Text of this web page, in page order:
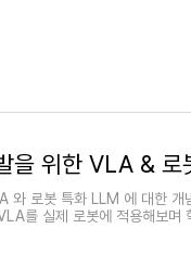
와 로봇 특화 LLM 에 대한 개
를 실제 로봇에 적용해보며